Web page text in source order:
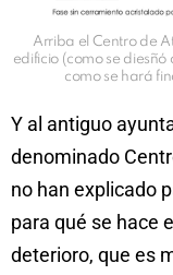
Arriba el Centro de
edificio (como se
como se hará
Y al antiguo
denominado
no han explicado
para qué se hace
deterioro, que es